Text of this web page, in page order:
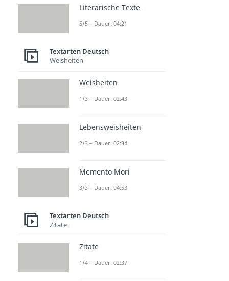
Literarische Texte
5/5 – Dauer: 04:21
Textarten Deutsch
Weisheiten
Weisheiten
1/3 – Dauer: 02:43
Lebensweisheiten
2/3 – Dauer: 02:34
Memento Mori
3/3 – Dauer: 04:53
Textarten Deutsch
Zitate
Zitate
1/4 – Dauer: 02:37